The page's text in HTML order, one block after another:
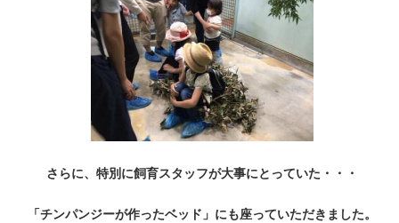
さらに、特別に飼育スタッフが大事にとっていた・・・
「チンパンジーが作ったベッド」にも座っていただきました。